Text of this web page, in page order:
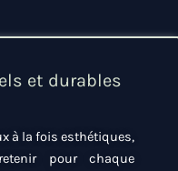
et durables
à la fois esthétiques,
pour chaque